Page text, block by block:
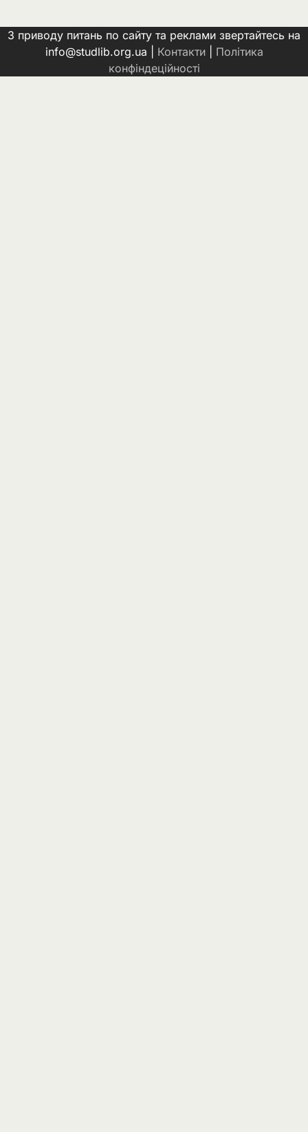
З приводу питань по сайту та реклами звертайтесь на
info@studlib.org.ua | Контакти| Політика
конфіндеційності